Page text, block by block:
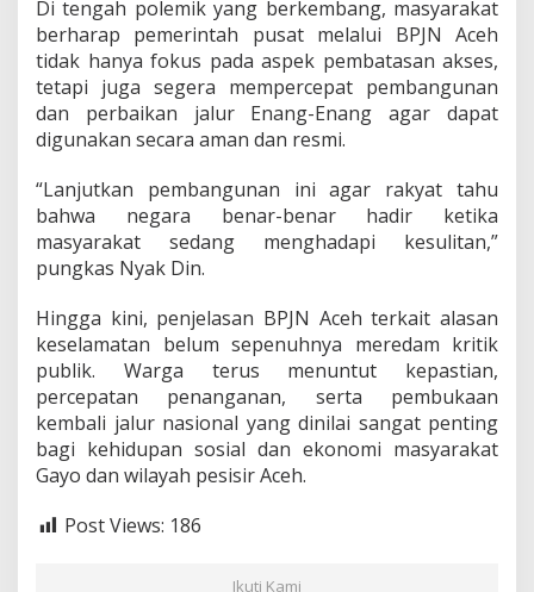
Di tengah polemik yang berkembang, masyarakat
berharap pemerintah pusat melalui BPJN Aceh
tidak hanya fokus pada aspek pembatasan akses,
tetapi juga segera mempercepat pembangunan
dan perbaikan jalur Enang-Enang agar dapat
digunakan secara aman dan resmi.
“Lanjutkan pembangunan ini agar rakyat tahu
bahwa negara benar-benar hadir ketika
masyarakat sedang menghadapi kesulitan,”
pungkas Nyak Din.
Hingga kini, penjelasan BPJN Aceh terkait alasan
keselamatan belum sepenuhnya meredam kritik
publik. Warga terus menuntut kepastian,
percepatan penanganan, serta pembukaan
kembali jalur nasional yang dinilai sangat penting
bagi kehidupan sosial dan ekonomi masyarakat
Gayo dan wilayah pesisir Aceh.
Post Views: 186
Ikuti Kami